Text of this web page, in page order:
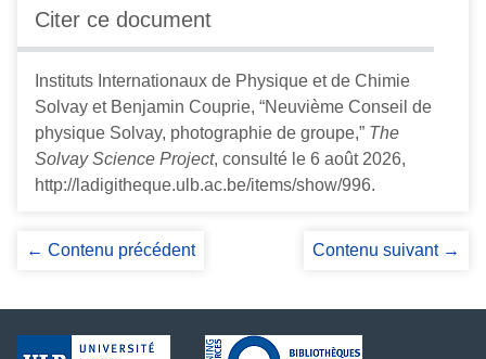
Citer ce document
Instituts Internationaux de Physique et de Chimie
Solvay et Benjamin Couprie, “Neuvième Conseil de
physique Solvay, photographie de groupe,” The
Solvay Science Project, consulté le 6 août 2026,
http://ladigitheque.ulb.ac.be/items/show/996.
← Contenu précédent Contenu suivant →